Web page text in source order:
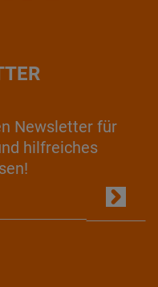
Newsletter für
hilfreiches